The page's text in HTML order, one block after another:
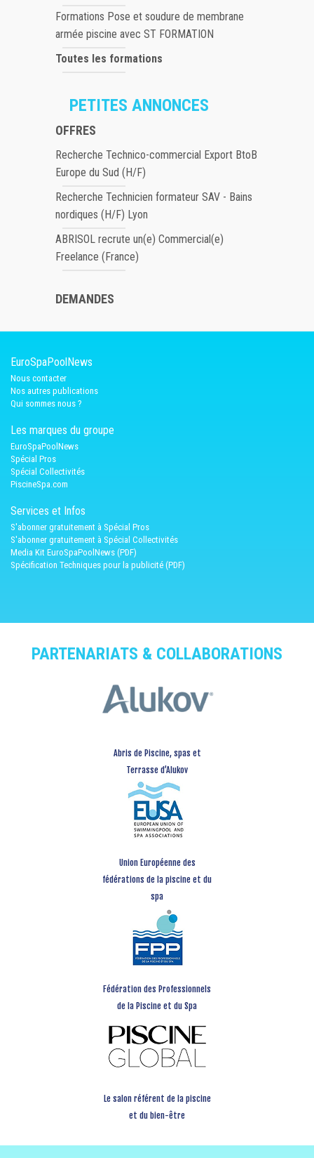
Formations Pose et soudure de membrane
armée piscine avec ST FORMATION
Toutes les formations
PETITES ANNONCES
OFFRES
Recherche Technico-commercial Export BtoB
Europe du Sud (H/F)
Recherche Technicien formateur SAV - Bains
nordiques (H/F) Lyon
ABRISOL recrute un(e) Commercial(e)
Freelance (France)
DEMANDES
EuroSpaPoolNews
Nous contacter
Nos autres publications
Qui sommes nous ?
Les marques du groupe
EuroSpaPoolNews
Spécial Pros
Spécial Collectivités
PiscineSpa.com
Services et Infos
S'abonner gratuitement à Spécial Pros
S'abonner gratuitement à Spécial Collectivités
Media Kit EuroSpaPoolNews (PDF)
Spécification Techniques pour la publicité (PDF)
PARTENARIATS & COLLABORATIONS
Abris de Piscine, spas et
Terrasse d’Alukov
Union Européenne des
fédérations de la piscine et du
spa
Fédération des Professionnels
de la Piscine et du Spa
Le salon référent de la piscine
et du bien-être